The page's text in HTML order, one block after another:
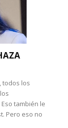
todos los
también le
Pero eso no